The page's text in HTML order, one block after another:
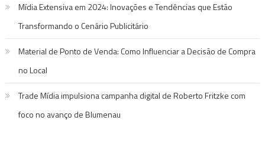
Mídia Extensiva em 2024: Inovações e Tendências que Estão
Transformando o Cenário Publicitário
Material de Ponto de Venda: Como Influenciar a Decisão de Compra
no Local
Trade Mídia impulsiona campanha digital de Roberto Fritzke com
foco no avanço de Blumenau